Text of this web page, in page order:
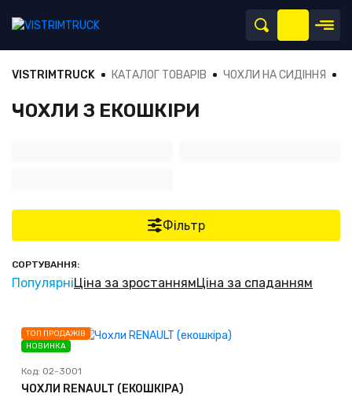
VISTRIMTRUCK КАТАЛОГ ТОВАРІВ ЧОХЛИ НА СИДІННЯ
ЧОХЛИ З ЕКОШКІРИ
Фільтр
СОРТУВАННЯ:
ПопулярніЦіна за зростаннямЦіна за спаданням
ТОП ПРОДАЖІВ
НОВИНКА
Код: 02-3001
ЧОХЛИ RENAULT (ЕКОШКІРА)